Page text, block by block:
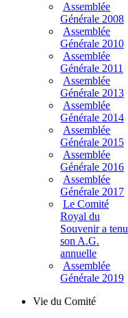
Assemblée
Générale 2008
Assemblée
Générale 2010
Assemblée
Générale 2011
Assemblée
Générale 2013
Assemblée
Générale 2014
Assemblée
Générale 2015
Assemblée
Générale 2016
Assemblée
Générale 2017
Le Comité
Royal du
Souvenir a tenu
son A.G.
annuelle
Assemblée
Générale 2019
Vie du Comité